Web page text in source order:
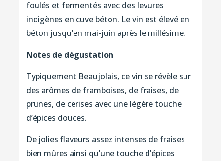
foulés et fermentés avec des levures
indigènes en cuve béton. Le vin est élevé en
béton jusqu’en mai-juin après le millésime.
Notes de dégustation
Typiquement Beaujolais, ce vin se révèle sur
des arômes de framboises, de fraises, de
prunes, de cerises avec une légère touche
d’épices douces.
De jolies flaveurs assez intenses de fraises
bien mûres ainsi qu’une touche d’épices